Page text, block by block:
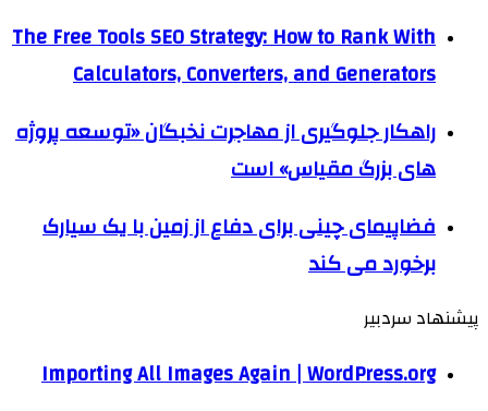
The Free Tools SEO Strategy: How to Rank With
Calculators, Converters, and Generators
راهکار جلوگیری از مهاجرت نخبگان «توسعه پروژه
های بزرگ مقیاس» است
فضاپیمای چینی برای دفاع از زمین با یک سیارک
برخورد می کند
پیشنهاد سردبیر
Importing All Images Again | WordPress.org